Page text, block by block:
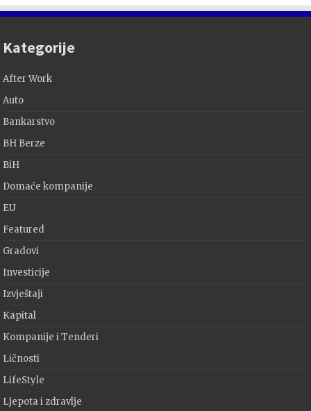
Kategorije
After Work
Auto
Bankarstvo
BH Berze
BiH
Domaće kompanije
EU
Featured
Gradovi
Investicije
Izvještaji
Kapital
Kompanije i Tenderi
Ličnosti
LifeStyle
Ljepota i zdravlje